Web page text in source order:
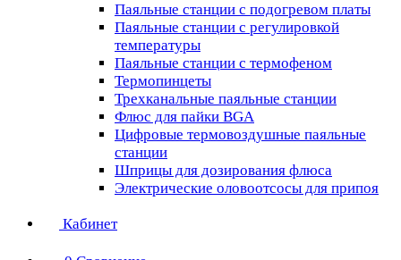
Паяльные станции с подогревом платы
Паяльные станции с регулировкой
температуры
Паяльные станции с термофеном
Термопинцеты
Трехканальные паяльные станции
Флюс для пайки BGA
Цифровые термовоздушные паяльные
станции
Шприцы для дозирования флюса
Электрические оловоотсосы для припоя
Кабинет